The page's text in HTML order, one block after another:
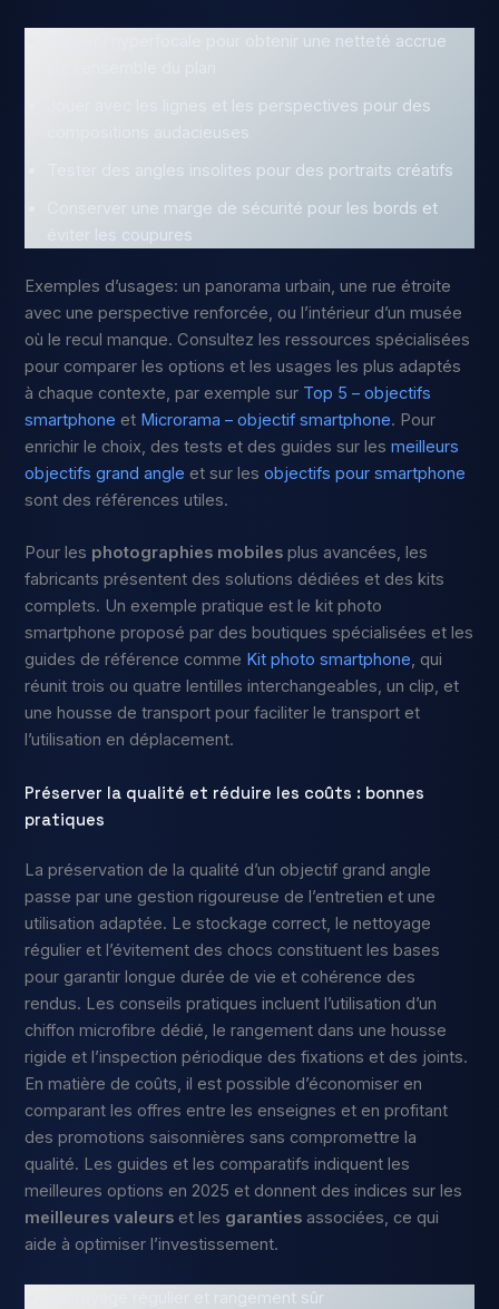
Utiliser l’hyperfocale pour obtenir une netteté accrue
Jouer avec les lignes et les perspectives pour des
compositions audacieuses
Tester des angles insolites pour des portraits créatifs
Conserver une marge de sécurité pour les bords et
éviter les coupures
Exemples d’usages: un panorama urbain, une rue étroite
avec une perspective renforcée, ou l’intérieur d’un musée
où le recul manque. Consultez les ressources spécialisées
pour comparer les options et les usages les plus adaptés
à chaque contexte, par exemple sur Top 5 – objectifs
smartphone et Microrama – objectif smartphone. Pour
enrichir le choix, des tests et des guides sur lesmeilleurs
objectifs grand angle et sur lesobjectifs pour smartphone
sont des références utiles.
Pour les photographies mobiles plus avancées, les
fabricants présentent des solutions dédiées et des kits
complets. Un exemple pratique est le kit photo
smartphone proposé par des boutiques spécialisées et les
guides de référence comme Kit photo smartphone, qui
réunit trois ou quatre lentilles interchangeables, un clip, et
une housse de transport pour faciliter le transport et
l’utilisation en déplacement.
Préserver la qualité et réduire les coûts : bonnes
pratiques
La préservation de la qualité d’un objectif grand angle
passe par une gestion rigoureuse de l’entretien et une
utilisation adaptée. Le stockage correct, le nettoyage
régulier et l’évitement des chocs constituent les bases
pour garantir longue durée de vie et cohérence des
rendus. Les conseils pratiques incluent l’utilisation d’un
chiffon microfibre dédié, le rangement dans une housse
rigide et l’inspection périodique des fixations et des joints.
En matière de coûts, il est possible d’économiser en
comparant les offres entre les enseignes et en profitant
des promotions saisonnières sans compromettre la
qualité. Les guides et les comparatifs indiquent les
meilleures options en 2025 et donnent des indices sur les
meilleures valeurs et les garanties associées, ce qui
aide à optimiser l’investissement.
Nettoyage régulier et rangement sûr